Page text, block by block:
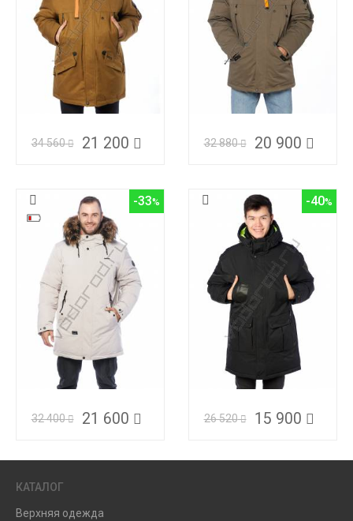
34 560 21 200 32 880 20 900
-33
32 400 21 600
-40
26 520 15 900
КАТАЛОГ
Верхняя одежда